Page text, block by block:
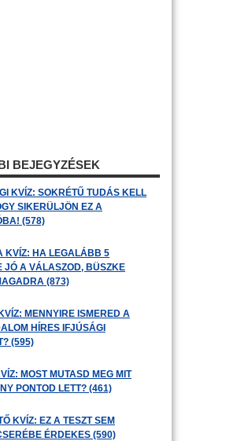
BEJEGYZÉSEK
KVÍZ: SOKRÉTŰ TUDÁS KELL
SIKERÜLJÖN EZ A
(578)
KVÍZ: HA LEGALÁBB 5
JÓ A VÁLASZOD, BÜSZKE
(873)
MENNYIRE ISMERED A
HÍRES IFJÚSÁGI
(595)
MOST MUTASD MEG MIT
PONTOD LETT? (461)
KVÍZ: EZ A TESZT SEM
ÉRDEKES (590)